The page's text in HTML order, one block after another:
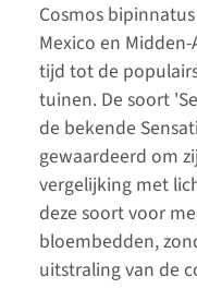
Cosmos
Mexico en
tijd tot de
tuinen. De soort
de bekende
gewaardeerd om
vergelijking met
deze soort voor
bloembedden,
uitstraling van de